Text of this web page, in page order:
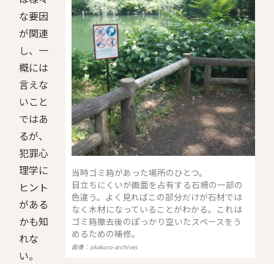
当時ゴミ箱があった場所のひとつ。
目立ちにくいが画面を占有する石柵の一部の
色違う。よく見ればこの部分だけが石材では
なく木材になっていることがわかる。これは
ゴミ箱撤去後のぽっかり空いたスペースをう
めるための補修。
画像：okakuro-archives
な要因
が関連
し、一
概には
言えな
いこと
ではあ
るが、
犯罪心
理学に
ヒント
がある
かも知
れな
い。